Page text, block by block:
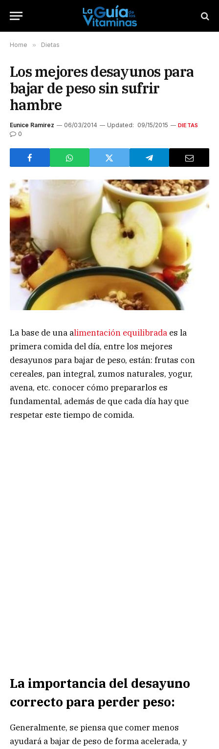
Home » Dietas
Los mejores desayunos para
bajar de peso sin sufrir
hambre
Eunice Ramirez 06/03/2014 Updated: 09/15/2015 DIETAS
0
La base de una alimentación equilibrada es la
primera comida del día, entre los mejores
desayunos para bajar de peso, están: frutas con
cereales, pan integral, zumos naturales, yogur,
avena, etc. conocer cómo prepararlos es
fundamental, además de que cada día hay que
respetar este tiempo de comida.
La importancia del desayuno
correcto para perder peso:
Generalmente, se piensa que comer menos
ayudará a bajar de peso de forma acelerada, y